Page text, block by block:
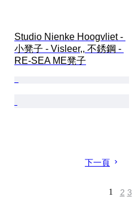
Studio Nienke Hoogvliet -
小凳子 - Visleer,, 不銹鋼 -
RE-SEA ME凳子
下一頁
1 2 3